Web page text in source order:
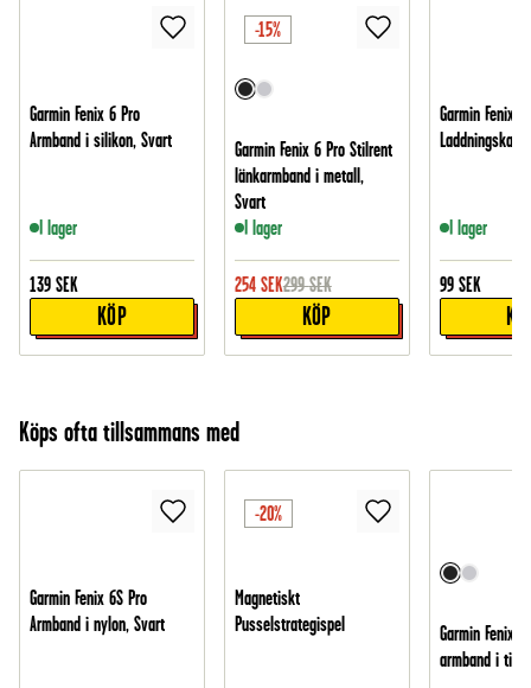
Garmin Fenix 6 Pro
Armband i silikon, Svart
I lager
139 SEK
KÖP
-15%
Garmin Fenix 6 Pro Stilrent
länkarmband i metall,
Svart
I lager
254 SEK299 SEK
KÖP
Garmin Fenix 6
I lager
99 SEK
Köps ofta tillsammans med
Garmin Fenix 6S Pro
Armband i nylon, Svart
-20%
Magnetiskt
Pusselstrategispel
Garmin Fenix
armband i